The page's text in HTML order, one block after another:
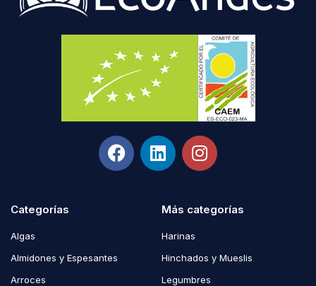
Categorías
Algas
Almidones y Espesantes
Arroces
Más categorías
Harinas
Hinchados y Mueslis
Legumbres